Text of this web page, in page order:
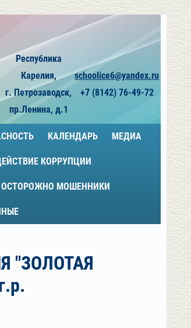
Республика
Карелия,
г. Петрозаводск,
пр.Ленина, д.1
schoolice6@yandex.ru
+7 (8142) 76-49-72
КАЛЕНДАРЬ МЕДИА
КОРРУПЦИИ
ОСТОРОЖНО МОШЕННИКИ
"ЗОЛОТАЯ